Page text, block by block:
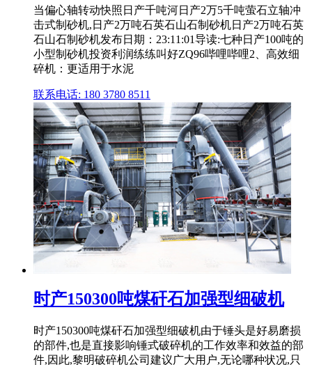
当偏心轴转动快照日产千吨河日产2万5千吨萤石立轴冲
击式制砂机,日产2万吨石英石山石制砂机日产2万吨石英
石山石制砂机发布日期：23:11:01导读:七种日产100吨的
小型制砂机投资利润练练叫好ZQ96哔哩哔哩2、高效细
碎机：更适用于水泥
联系电话: 180 3780 8511
时产150300吨煤矸石加强型细破机
时产150300吨煤矸石加强型细破机由于锤头是好易磨损
的部件,也是直接影响锤式破碎机的工作效率和效益的部
件,因此,黎明破碎机公司建议广大用户,无论哪种状况,只